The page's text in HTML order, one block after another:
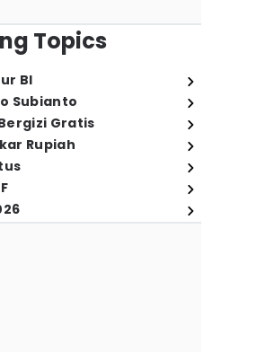
Topics
BI
Subianto
Gratis
Rupiah